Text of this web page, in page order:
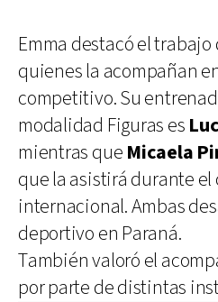
Emma destacó el
quienes la acompañan
competitivo. Su
modalidad Figuras es
mientras que Micaela
que la asistirá durante el
internacional. Ambas
deportivo en Paraná.
También valoró el
por parte de distintas